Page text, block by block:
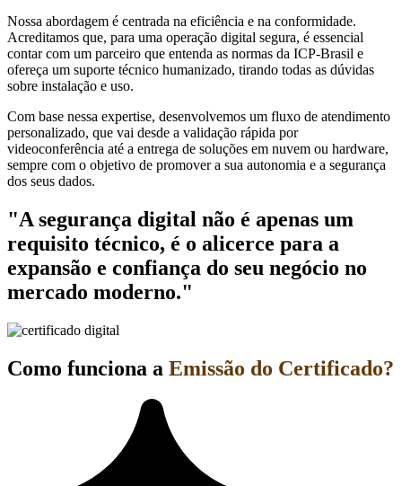
Nossa abordagem é centrada na eficiência e na conformidade.
Acreditamos que, para uma operação digital segura, é essencial
contar com um parceiro que entenda as normas da ICP-Brasil e
ofereça um suporte técnico humanizado, tirando todas as dúvidas
sobre instalação e uso.
Com base nessa expertise, desenvolvemos um fluxo de atendimento
personalizado, que vai desde a validação rápida por
videoconferência até a entrega de soluções em nuvem ou hardware,
sempre com o objetivo de promover a sua autonomia e a segurança
dos seus dados.
"A segurança digital não é apenas um
requisito técnico, é o alicerce para a
expansão e confiança do seu negócio no
mercado moderno."
Como funciona a Emissão do Certificado?